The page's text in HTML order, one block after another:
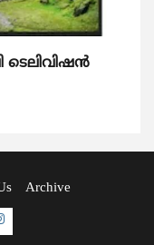
Archive